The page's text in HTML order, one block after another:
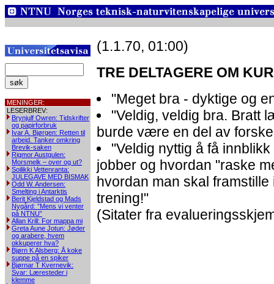
MENINGER:
LESERBREV:
Brynjulf Owren: Tidskrifter
og papirforbruk
Ivar A. Bjørgen: Retten til
arbeid. Tanker omkring
Brevik-saken
Rigmor Austgulen:
Morsmelk – over og ut?
Soilikki Vettenranta:
JULEGAVE MED BISMAK
Odd W. Andersen:
Smelting i Antarktis
Berit Kjeldstad og Mads
Nygård: ”Mens vi venter
på NTNU”
Allan Krill: For mappa mi
Greta Aune Jotun: Jøder
og arabere, hvem
okkuperer hva?
Bjørn K Alsberg: Å koke
suppe på en spiker
Bjørnar T Kvernevik:
Svar: Læresteder i
klemme
(1.1.70, 01:00)
TRE DELTAGERE OM
"Meget bra - dyktige og
"Veldig, veldig bra. Bratt
burde være en del av
"Veldig nyttig å få
jobber og hvordan "raske
hvordan man skal
trening!"
(Sitater fra